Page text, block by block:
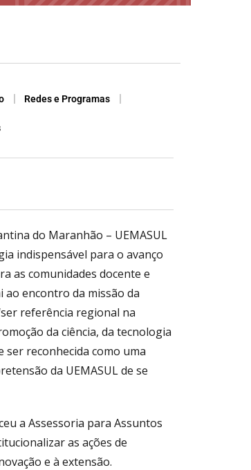
Redes e Programas
do Maranhão – UEMASUL
indispensável para o avanço
as comunidades docente e
encontro da missão da
referência regional na
da ciência, da tecnologia
ser reconhecida como uma
da UEMASUL de se
a Assessoria para Assuntos
as ações de
e à extensão.